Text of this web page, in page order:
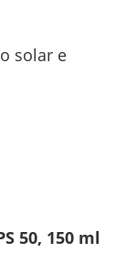
solar e
50, 150 ml